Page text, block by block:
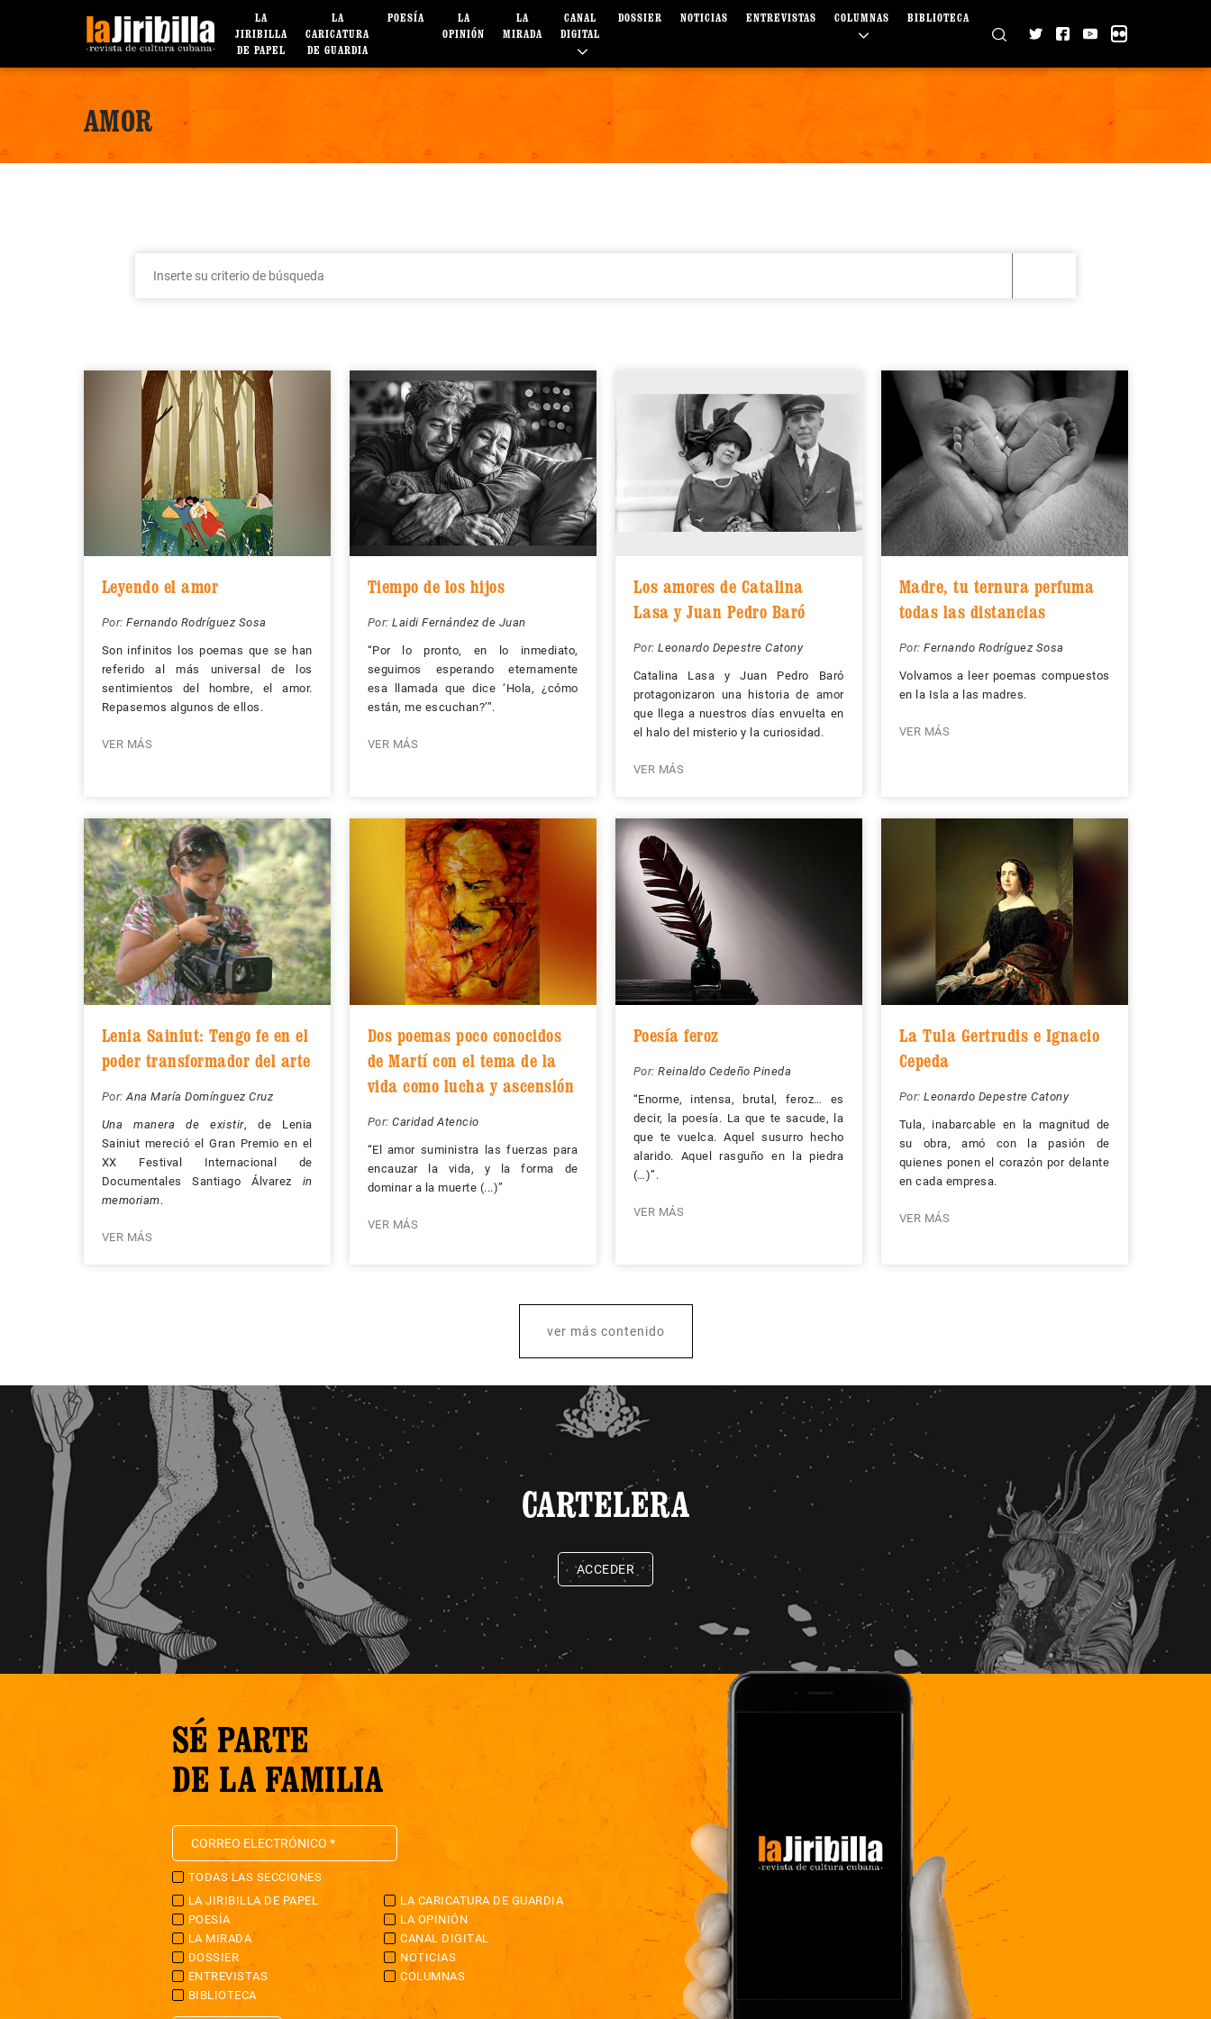
LA
JIRIBILLA
DE PAPEL
LA
CARICATURA
DE GUARDIA
POESÍA
LA
OPINIÓN
LA
MIRADA
CANAL
DIGITAL
DOSSIER NOTICIAS ENTREVISTAS COLUMNAS BIBLIOTECA
AMOR
Leyendo el amor
Por: Fernando Rodríguez Sosa
Son infinitos los poemas que se han
referido al más universal de los
sentimientos del hombre, el amor.
Repasemos algunos de ellos.
VER MÁS
Tiempo de los hijos
Por: Laidi Fernández de Juan
“Por lo pronto, en lo inmediato,
seguimos esperando eternamente
esa llamada que dice ‘Hola, ¿cómo
están, me escuchan?’”.
VER MÁS
Los amores de Catalina
Lasa y Juan Pedro Baró
Por: Leonardo Depestre Catony
Catalina Lasa y Juan Pedro Baró
protagonizaron una historia de amor
que llega a nuestros días envuelta en
el halo del misterio y la curiosidad.
VER MÁS
Madre, tu ternura perfuma
todas las distancias
Por: Fernando Rodríguez Sosa
Volvamos a leer poemas compuestos
en la Isla a las madres.
VER MÁS
Lenia Sainiut: Tengo fe en el
poder transformador del arte
Por: Ana María Domínguez Cruz
Una manera de existir, de Lenia
Sainiut mereció el Gran Premio en el
XX Festival Internacional de
Documentales Santiago Álvarez in
memoriam.
VER MÁS
Dos poemas poco conocidos
de Martí con el tema de la
vida como lucha y ascensión
Por: Caridad Atencio
“El amor suministra las fuerzas para
encauzar la vida, y la forma de
dominar a la muerte (...)”
VER MÁS
Poesía feroz
Por: Reinaldo Cedeño Pineda
“Enorme, intensa, brutal, feroz… es
decir, la poesía. La que te sacude, la
que te vuelca. Aquel susurro hecho
alarido. Aquel rasguño en la piedra
(…)”.
VER MÁS
La Tula Gertrudis e Ignacio
Cepeda
Por: Leonardo Depestre Catony
Tula, inabarcable en la magnitud de
su obra, amó con la pasión de
quienes ponen el corazón por delante
en cada empresa.
VER MÁS
ver más contenido
CARTELERA
ACCEDER
SÉ PARTE
DE LA FAMILIA
TODAS LAS SECCIONES
LA JIRIBILLA DE PAPEL
LA CARICATURA DE GUARDIA
POESÍA
LA OPINIÓN
LA MIRADA
CANAL DIGITAL
DOSSIER
NOTICIAS
ENTREVISTAS
COLUMNAS
BIBLIOTECA